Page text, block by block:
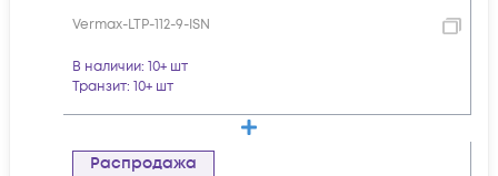
Vermax-LTP-112-9-ISN
В наличии: 10+ шт
Транзит: 10+ шт
Распродажа